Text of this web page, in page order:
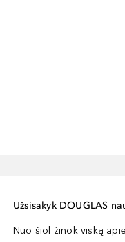
Užsisakyk DOUGLAS
Nuo šiol žinok viską